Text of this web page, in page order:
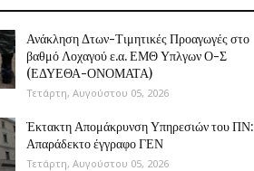
Ανάκληση Δτων-Τιμητικές Προαγωγές στο
βαθμό Λοχαγού ε.α. ΕΜΘ Υπλγων Ο-Σ
(ΕΔΥΕΘΑ-ΟΝΟΜΑΤΑ)
Τετάρτη, Αυγούστου 05, 2026
Έκτακτη Απομάκρυνση Υπηρεσιών του ΠΝ:
Απαράδεκτο έγγραφο ΓΕΝ
Τετάρτη, Αυγούστου 05, 2026